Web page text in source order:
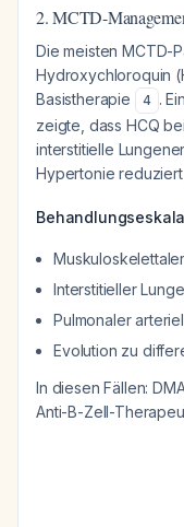
2. MCTD-
Die meisten MCTD-
Hydroxychloroquin
Basistherapie
4 .
zeigte, dass HCQ
interstitielle
Hypertonie reduziert
Interstitieller
Pulmonaler
Evolution zu
In diesen Fällen:
Anti-B-Zell-